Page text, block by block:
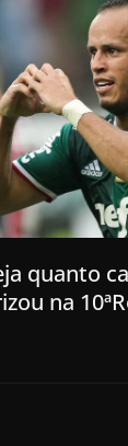
quanto
na